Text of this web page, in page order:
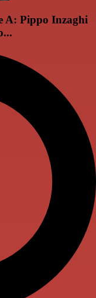
A: Pippo Inzaghi